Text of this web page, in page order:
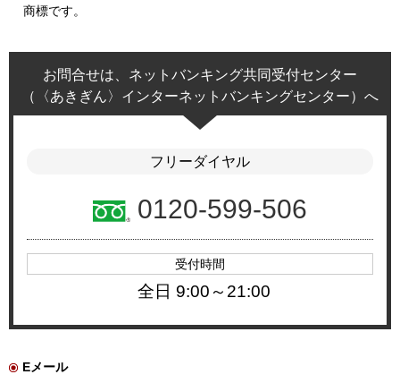
商標です。
お問合せは、ネットバンキング共同受付センター
（〈あきぎん〉インターネットバンキングセンター）へ
フリーダイヤル
0120-599-506
受付時間
全日 9:00～21:00
Eメール